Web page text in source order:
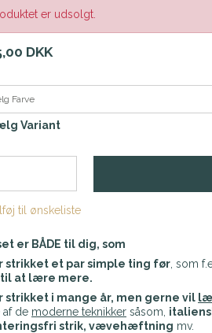
er udsolgt.
DKK
Farve
Variant
til ønskeliste
er BÅDE til dig, som
strikket et par simple ting før , som
at lære mere.
strikket i mange år, men gerne vil
af de moderne teknikker såsom,
strik, vævehæftning mv.